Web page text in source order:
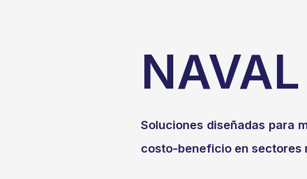
NAVAL
Soluciones diseñadas para
costo-beneficio en sectores